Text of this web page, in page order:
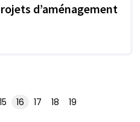
d’aménagement
15 16 17 18 19